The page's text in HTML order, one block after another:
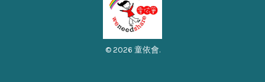
© 2026 童依會.